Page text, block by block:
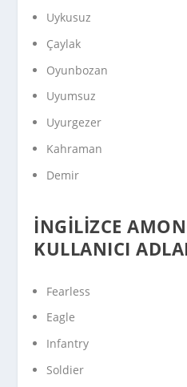
Uykusuz
Çaylak
Oyunbozan
Uyumsuz
Uyurgezer
Kahraman
Demir
İNGILIZCE
KULLANICI
Fearless
Eagle
Infantry
Soldier